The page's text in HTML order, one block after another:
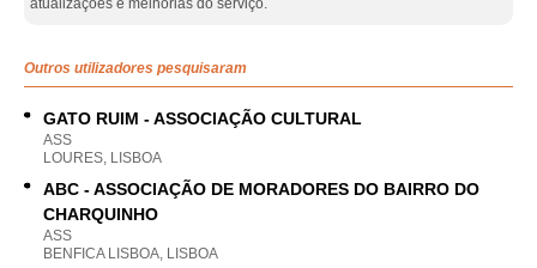
atualizações e melhorias do serviço.
Outros utilizadores pesquisaram
GATO RUIM - ASSOCIAÇÃO CULTURAL
ASS
LOURES, LISBOA
ABC - ASSOCIAÇÃO DE MORADORES DO BAIRRO DO
CHARQUINHO
ASS
BENFICA LISBOA, LISBOA